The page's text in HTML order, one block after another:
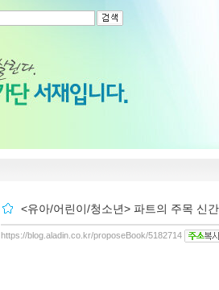
<유아/어린이/청소년> 파트의 주목 신
https://blog.aladin.co.kr/proposeBook/5182714